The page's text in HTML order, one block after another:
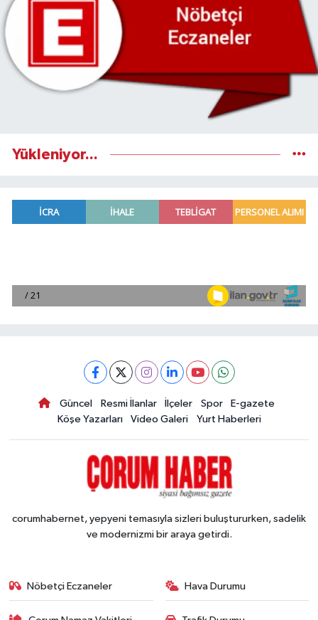
Yükleniyor...
Güncel Resmi İlanlar İlçeler Spor
E-gazete
Köşe Yazarları
Video Galeri Yurt Haberleri
corumhabernet, yepyeni temasıyla sizleri buluştururken, sadelik
ve modernizmi bir araya getirdi.
Nöbetçi Eczaneler Hava Durumu